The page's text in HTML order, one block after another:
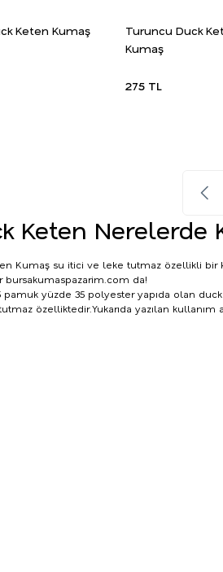
Keten Kumaş
Turuncu Duck
Kumaş
275 TL
Keten Nerelerde
Kumaş su itici ve leke tutmaz özellikli bir
bursakumaspazarim.com da!
pamuk yüzde 35 polyester yapıda olan
özelliktedir.Yukarıda yazılan kullanım